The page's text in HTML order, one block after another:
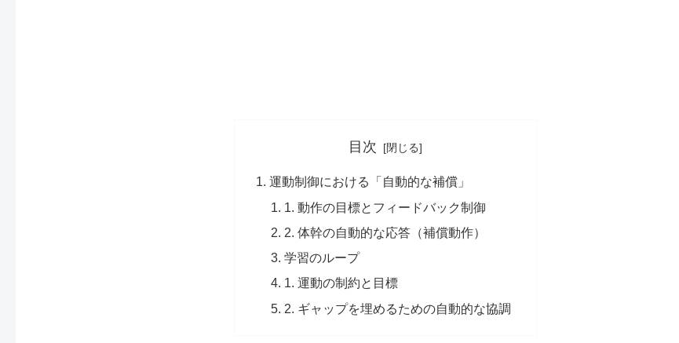
目次
運動制御における「自動的な補償」
1. 動作の目標とフィードバック制御
2. 体幹の自動的な応答（補償動作）
学習のループ
1. 運動の制約と目標
2. ギャップを埋めるための自動的な協調